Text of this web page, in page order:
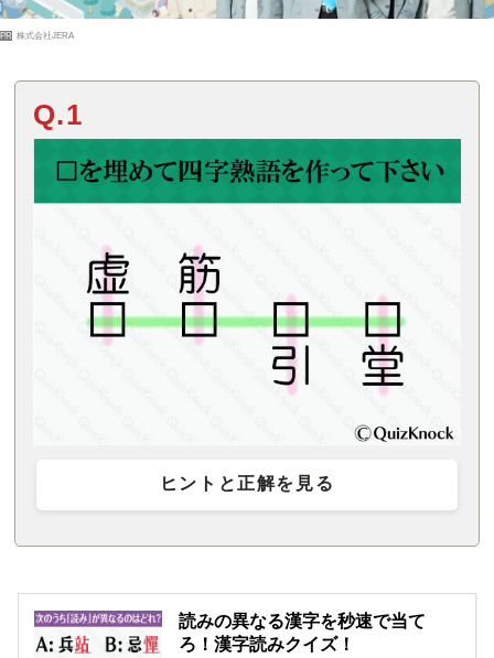
PR 株式会社JERA
Q.1
ヒントと正解を見る
読みの異なる漢字を秒速で当て
ろ！漢字読みクイズ！